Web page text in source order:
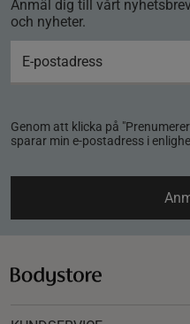
Anmäl dig till vårt
och nyheter.
Genom att klicka på
sparar min e-postadress i